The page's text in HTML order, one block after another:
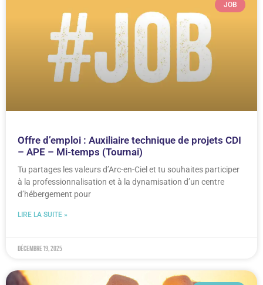
JOB
Offre d’emploi : Auxiliaire technique de projets CDI
– APE – Mi-temps (Tournai)
Tu partages les valeurs d’Arc-en-Ciel et tu souhaites participer
à la professionnalisation et à la dynamisation d’un centre
d’hébergement pour
LIRE LA SUITE »
décembre 19, 2025